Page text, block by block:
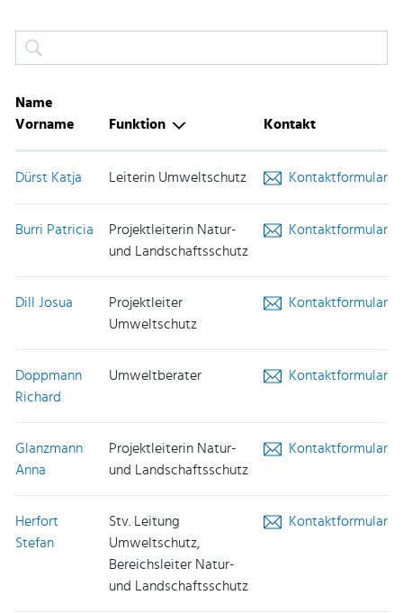
Name
Vorname
Funktion Kontakt
Dürst Katja Leiterin Umweltschutz Kontaktformular
Burri Patricia
Projektleiterin Natur-
und Landschaftsschutz
Kontaktformular
Dill Josua
Projektleiter
Umweltschutz
Kontaktformular
Doppmann
Richard
Umweltberater Kontaktformular
Glanzmann
Anna
Projektleiterin Natur-
und Landschaftsschutz
Kontaktformular
Herfort
Stefan
Stv. Leitung
Umweltschutz,
Bereichsleiter Natur-
und Landschaftsschutz
Kontaktformular